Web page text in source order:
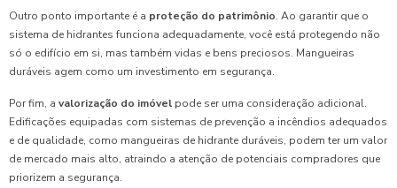
Outro ponto importante é a proteção do patrimônio. Ao garantir que o
sistema de hidrantes funciona adequadamente, você está protegendo não
só o edifício em si, mas também vidas e bens preciosos. Mangueiras
duráveis agem como um investimento em segurança.
Por fim, a valorização do imóvel pode ser uma consideração adicional.
Edificações equipadas com sistemas de prevenção a incêndios adequados
e de qualidade, como mangueiras de hidrante duráveis, podem ter um valor
de mercado mais alto, atraindo a atenção de potenciais compradores que
priorizem a segurança.